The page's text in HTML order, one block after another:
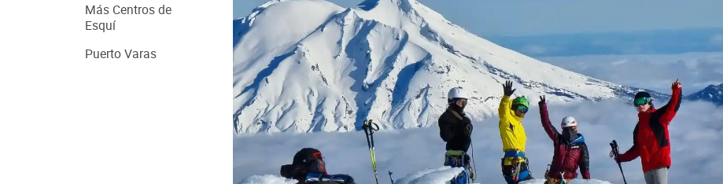
Más Centros de
Esquí
Puerto Varas